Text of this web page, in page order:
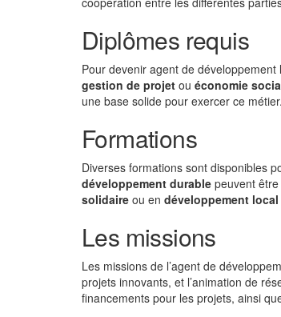
Diplômes requis
Pour devenir agent de
gestion de projet ou économie
une base solide pour exercer ce métier.
Formations
Diverses formations sont disponibles
développement durable peuvent
solidaire ou en développement local
Les missions
Les missions de l’agent de
projets innovants, et l’animation de
financements pour les projets, ainsi